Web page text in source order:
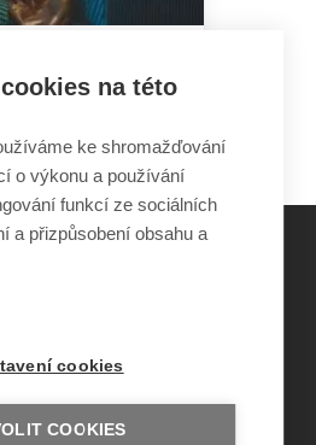
společnost Sirius
1805-8876
novinek e-mailem
na této
ke shromažďování
o výkonu a používání
funkcí ze sociálních
a přizpůsobení obsahu a
cookies
COOKIES